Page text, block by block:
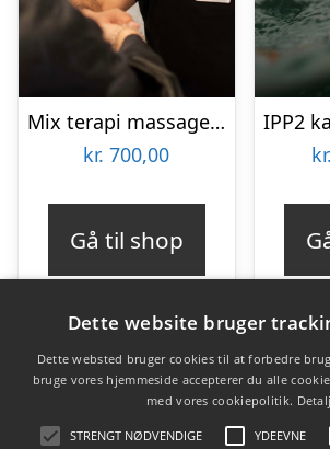
Mix terapi massage hos Ermans Massage
kr. 700,00
Gå til shop
kr.
Varekategorier
Produkter
Dette website bruger
Dette websted bruger cookies til at forbedre
bruge vores hjemmeside accepterer du alle
med vores cookiepolitik.
STRENGT NØDVENDIGE YDEEVNE